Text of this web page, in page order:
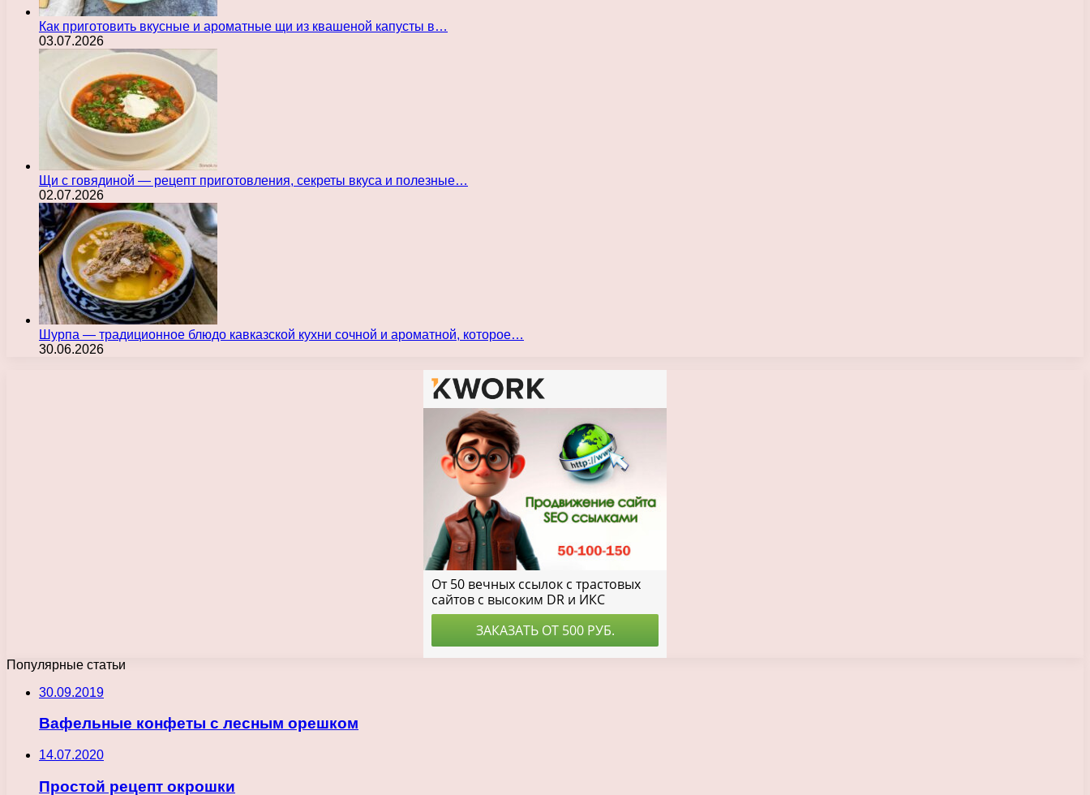
Как приготовить вкусные и ароматные щи из квашеной капусты в…
03.07.2026
Щи с говядиной — рецепт приготовления, секреты вкуса и полезные…
02.07.2026
Шурпа — традиционное блюдо кавказской кухни сочной и ароматной, которое…
30.06.2026
Популярные статьи
30.09.2019
Вафельные конфеты с лесным орешком
14.07.2020
Простой рецепт окрошки